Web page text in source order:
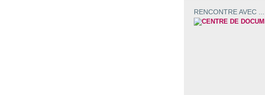
RENCONTRE AVEC ...